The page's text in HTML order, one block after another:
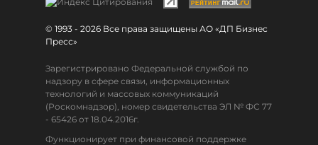
© 1993 - 2026 Все права защищены АО «ДП Бизнес
Пресс»
Зарегистрировано Федеральной службой по
надзору в сфере связи, информационных
технологий и массовых коммуникаций
(Роскомнадзор), номер свидетельства ЭЛ № ФС 77
- 65426 от 18.04.2016г.
Функционирует при финансовой поддержке